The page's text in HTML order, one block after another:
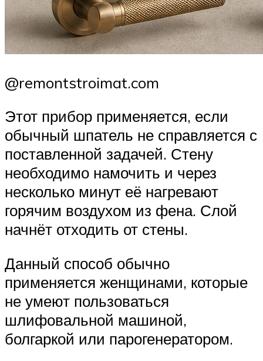
@remontstroimat.com
Этот прибор применяется, если
обычный шпатель не справляется с
поставленной задачей. Стену
необходимо намочить и через
несколько минут её нагревают
горячим воздухом из фена. Слой
начнёт отходить от стены.
Данный способ обычно
применяется женщинами, которые
не умеют пользоваться
шлифовальной машиной,
болгаркой или парогенератором.